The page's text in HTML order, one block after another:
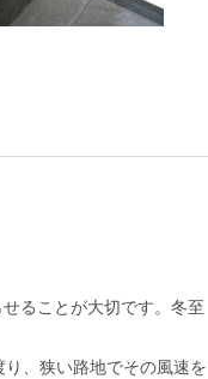
ることが大切です。冬至
、狭い路地でその風速を